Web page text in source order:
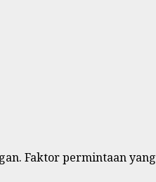
Faktor permintaan